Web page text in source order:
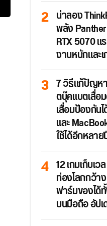
น่าลอง
พลัง
RTX 5070
งานหนักและ
7 วิธีแก้ปัญห
ตบุ๊คแบตเสื่อ
เสื่อมป้องกัน
และ
ใช้ได้อีกหลา
12 เกมเก็บเ
ท่องโลกกว้า
ฟาร์มของไ
บนมือถือ อัป